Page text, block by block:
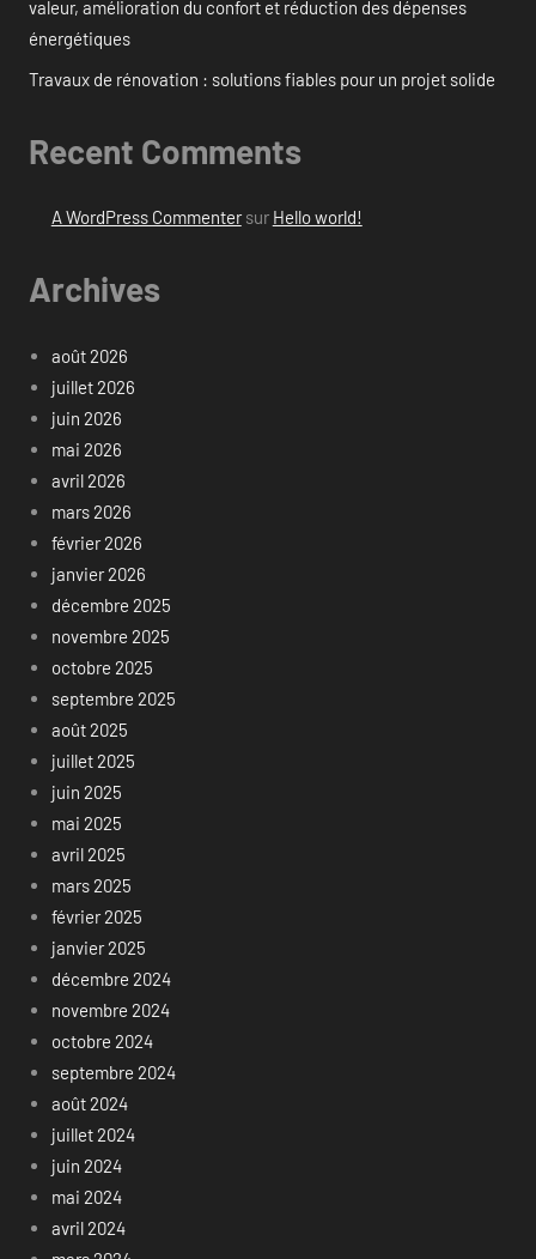
valeur, amélioration du confort et réduction des dépenses
énergétiques
Travaux de rénovation : solutions fiables pour un projet solide
Recent Comments
A WordPress Commentersur Hello world!
Archives
août 2026
juillet 2026
juin 2026
mai 2026
avril 2026
mars 2026
février 2026
janvier 2026
décembre 2025
novembre 2025
octobre 2025
septembre 2025
août 2025
juillet 2025
juin 2025
mai 2025
avril 2025
mars 2025
février 2025
janvier 2025
décembre 2024
novembre 2024
octobre 2024
septembre 2024
août 2024
juillet 2024
juin 2024
mai 2024
avril 2024